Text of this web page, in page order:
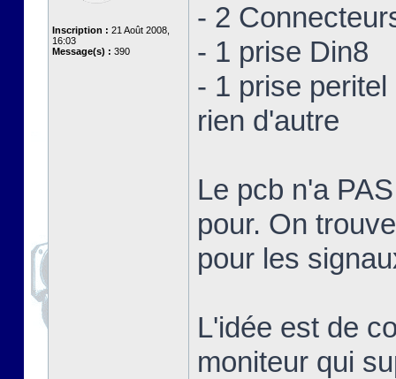
Inscription : 21 Août 2008,
16:03
Message(s) : 390
- 2
- 1 prise Din8
- 1 prise peritel
rien d'autre
Le pcb n'a
pour. On
pour les
L'idée est de
moniteur qui